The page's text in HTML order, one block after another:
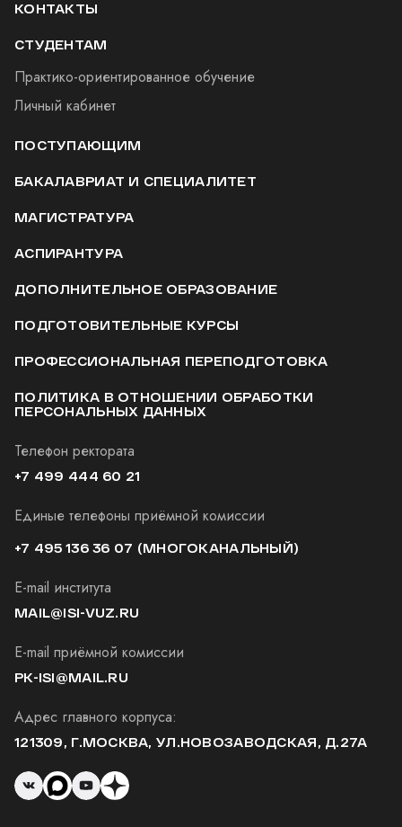
КОНТАКТЫ
СТУДЕНТАМ
Практико-ориентированное обучение
Личный кабинет
ПОСТУПАЮЩИМ
БАКАЛАВРИАТ И СПЕЦИАЛИТЕТ
МАГИСТРАТУРА
АСПИРАНТУРА
ДОПОЛНИТЕЛЬНОЕ ОБРАЗОВАНИЕ
ПОДГОТОВИТЕЛЬНЫЕ КУРСЫ
ПРОФЕССИОНАЛЬНАЯ ПЕРЕПОДГОТОВКА
ПОЛИТИКА В ОТНОШЕНИИ ОБРАБОТКИ
ПЕРСОНАЛЬНЫХ ДАННЫХ
Телефон ректората
+7 499 444 60 21
Единые телефоны приёмной комиссии
+7 495 136 36 07 (МНОГОКАНАЛЬНЫЙ)
E-mail института
MAIL@ISI-VUZ.RU
E-mail приёмной комиссии
PK-ISI@MAIL.RU
Адрес главного корпуса:
121309, Г.МОСКВА, УЛ.НОВОЗАВОДСКАЯ, Д.27А